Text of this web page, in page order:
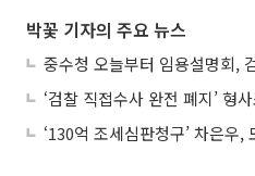
박꽃 기자의 주요 뉴스